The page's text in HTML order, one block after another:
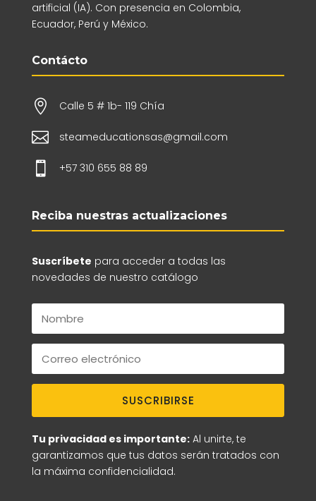
artificial (IA). Con presencia en Colombia,
Ecuador, Perú y México.
Contácto
 Calle 5 # 1b- 119 Chía
 steameducationsas@gmail.com
 +57 310 655 88 89
Reciba nuestras actualizaciones
Suscríbete para acceder a todas las
novedades de nuestro catálogo
SUSCRIBIRSE
Tu privacidad es importante:Al unirte, te
garantizamos que tus datos serán tratados con
la máxima confidencialidad.